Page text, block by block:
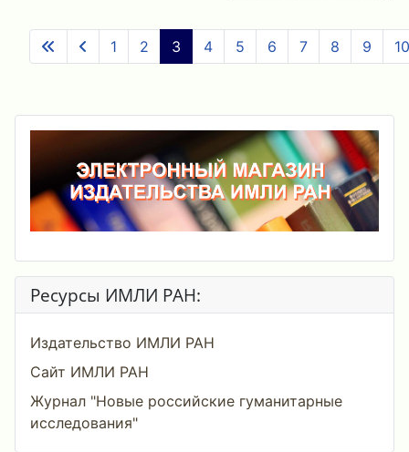
1 2 3 4 5 6 7 8 9 10
Ресурсы ИМЛИ РАН:
Издательство ИМЛИ РАН
Сайт ИМЛИ РАН
Журнал "Новые российские гуманитарные
исследования"